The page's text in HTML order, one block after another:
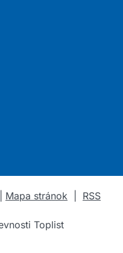
Mapa stránok RSS